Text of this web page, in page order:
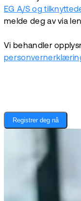
EG A/S og
melde deg av via
Vi behandler
Registrer deg nå